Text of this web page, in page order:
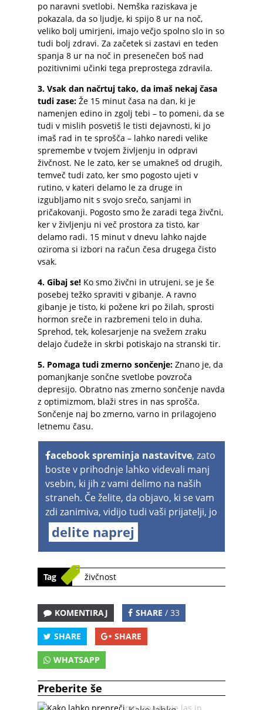
po naravni svetlobi. Nemška raziskava je
pokazala, da so ljudje, ki spijo 8 ur na noč,
veliko bolj umirjeni, imajo večjo spolno slo in so
tudi bolj zdravi. Za začetek si zastavi en teden
spanja 8 ur na noč in presenečen boš nad
pozitivnimi učinki tega preprostega zdravila.
3. Vsak dan načrtuj tako, da imaš nekaj časa
tudi zase: Že 15 minut časa na dan, ki je
namenjen edino in zgolj tebi – to pomeni, da se
tudi v mislih posvetiš le tisti dejavnosti, ki jo
imaš rad in te sprošča – lahko naredi velike
spremembe v tvojem življenju in odpravi
živčnost. Ne le zato, ker se umakneš od drugih,
temveč tudi zato, ker smo pogosto ujeti v
rutino, v kateri delamo le za druge in
izgubljamo nit s svojo srečo, sanjami in
pričakovanji. Pogosto smo že zaradi tega živčni,
ker v življenju ni več prostora za tisto, kar
delamo radi. 15 minut v dnevu lahko najde
oziroma si izbori na račun česa drugega čisto
vsak.
4. Gibaj se! Ko smo živčni in utrujeni, se je še
posebej težko spraviti v gibanje. A ravno
gibanje je tisto, ki požene kri po žilah, sprosti
hormon sreče in razbremeni telo in duha.
Sprehod, tek, kolesarjenje na svežem zraku
delajo čudeže in skrbi potiskajo na stranski tir.
5. Pomaga tudi zmerno sončenje: Znano je, da
pomanjkanje sončne svetlobe povzroča
depresijo. Obratno nas zmerno sončenje navda
z optimizmom, blaži stres in nas sprošča.
Sončenje naj bo zmerno, varno in prilagojeno
letnemu času.
acebook spreminja nastavitve, zato
boste v prihodnje lahko videvali manj
vsebin, ki jih z vami delimo na naših
straneh. Če želite, da objavo, ki se vam
zdi zanimiva, vidijo tudi vaši prijatelji, jo
delite naprej
Tag živčnost
KOMENTIRAJ SHARE / 33
SHARE SHARE
WHATSAPP
Preberite še